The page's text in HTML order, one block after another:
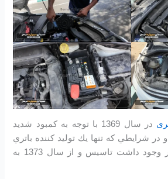
در سال 1369 با توجه به كمبود شديد
در شرايطي كه تنها يك توليد كننده باتري
خودرو دولتي در كشور وجود داشت تاسیس و از سال 1373 به